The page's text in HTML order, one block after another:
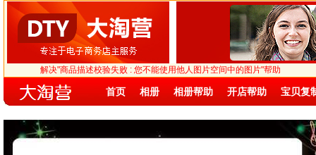
解决"商品描述校验失败 : 您不能使用他人图片空间中的图片"帮助
首页 相册 相册帮助 开店帮助 宝贝复